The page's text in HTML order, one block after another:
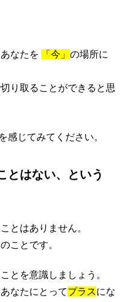
なたを 「今」 の場所に
り取ることができると思
を感じてみてください。
とはない、という
とはありません。
ことです。
とを意識しましょう。
なたにとってプラスにな